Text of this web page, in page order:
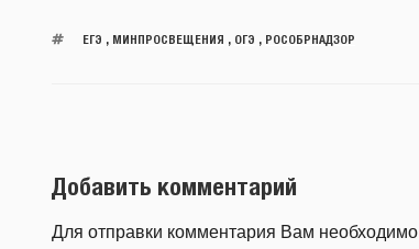
ЕГЭ , МИНПРОСВЕЩЕНИЯ , ОГЭ , РОСОБРНАДЗОР
Добавить комментарий
Для отправки комментария Вам необходимо